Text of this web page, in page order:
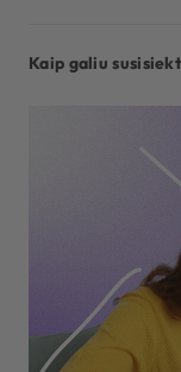
Kaip galiu